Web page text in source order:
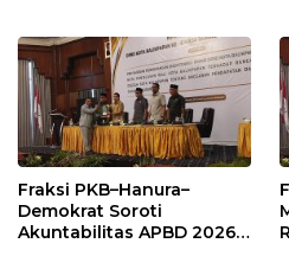
Fraksi PKB–Hanura–
Demokrat Soroti
Akuntabilitas APBD 2026